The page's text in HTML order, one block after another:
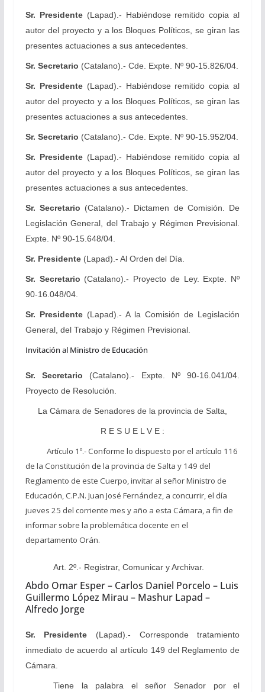
Sr. Presidente(Lapad).- Habiéndose remitido copia al
autor del proyecto y a los Bloques Políticos, se giran las
presentes actuaciones a sus antecedentes.
Sr. Secretario (Catalano).- Cde. Expte. Nº 90-15.826/04.
Sr. Presidente(Lapad).- Habiéndose remitido copia al
autor del proyecto y a los Bloques Políticos, se giran las
presentes actuaciones a sus antecedentes.
Sr. Secretario (Catalano).- Cde. Expte. Nº 90-15.952/04.
Sr. Presidente(Lapad).- Habiéndose remitido copia al
autor del proyecto y a los Bloques Políticos, se giran las
presentes actuaciones a sus antecedentes.
Sr. Secretario (Catalano).- Dictamen de Comisión. De
Legislación General, del Trabajo y Régimen Previsional.
Expte. Nº 90-15.648/04.
Sr. Presidente(Lapad).- Al Orden del Día.
Sr. Secretario (Catalano).- Proyecto de Ley. Expte. Nº
90-16.048/04.
Sr. Presidente(Lapad).- A la Comisión de Legislación
General, del Trabajo y Régimen Previsional.
Invitación al Ministro de Educación
Sr. Secretario (Catalano).- Expte. Nº 90-16.041/04.
Proyecto de Resolución.
La Cámara de Senadores de la provincia de Salta,
R E S U E L V E :
Artículo 1º.- Conforme lo dispuesto por el artículo 116
de la Constitución de la provincia de Salta y 149 del
Reglamento de este Cuerpo, invitar al señor Ministro de
Educación, C.P.N. Juan José Fernández, a concurrir, el día
jueves 25 del corriente mes y año a esta Cámara, a fin de
informar sobre la problemática docente en el
departamento Orán.
Art. 2º.- Registrar, Comunicar y Archivar.
Abdo Omar Esper – Carlos Daniel Porcelo – Luis
Guillermo López Mirau – Mashur Lapad –
Alfredo Jorge
Sr. Presidente (Lapad).- Corresponde tratamiento
inmediato de acuerdo al artículo 149 del Reglamento de
Cámara.
Tiene la palabra el señor Senador por el